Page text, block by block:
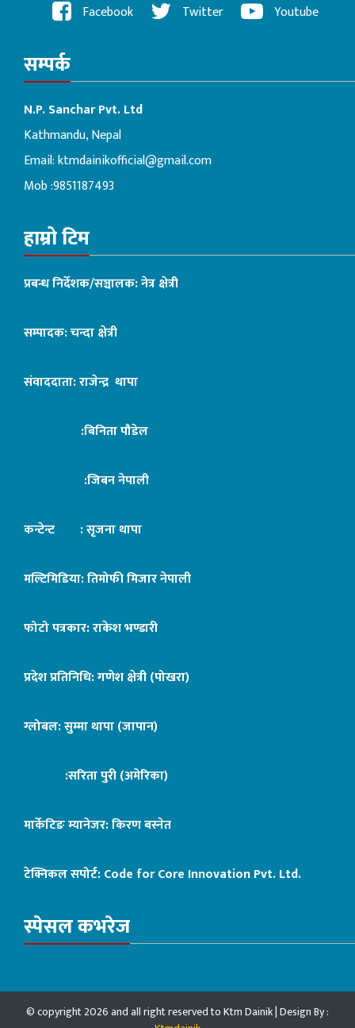
Facebook Twitter Youtube
सम्पर्क
N.P. Sanchar Pvt. Ltd
Kathmandu, Nepal
Email:ktmdainikofficial@gmail.com
Mob :9851187493
हाम्रो टिम
प्रबन्ध निर्देशक/सञ्चालक: नेत्र क्षेत्री
सम्पादक: चन्दा क्षेत्री
संवाददाता: राजेन्द्र थापा
:बिनिता पौडेल
:जिबन नेपाली
कन्टेन्ट : सृजना थापा
मल्टिमिडिया: तिमोफी मिजार नेपाली
फोटो पत्रकार: राकेश भण्डारी
प्रदेश प्रतिनिधि: गणेश क्षेत्री (पोखरा)
ग्लोबल: सुम्मा थापा (जापान)
:सरिता पुरी (अमेरिका)
मार्केटिङ म्यानेजर: किरण बस्नेत
टेक्निकल सपोर्ट:Code for Core Innovation Pvt. Ltd.
स्पेसल कभरेज
© copyright 2026 and all right reserved to Ktm Dainik | Design By :